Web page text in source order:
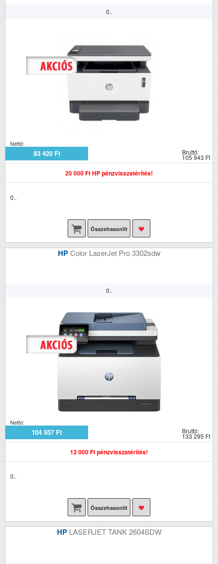
0..
Nettó:
83 420 Ft Bruttó:
105 943 Ft
20 000 Ft HP pénzvisszatérítés!
0..
Összehasonlít
HPColor LaserJet Pro 3302sdw
0..
Nettó:
104 957 Ft Bruttó:
133 295 Ft
12 000 Ft pénzvisszatérítés!
0..
Összehasonlít
HP LASERJET TANK 2604SDW